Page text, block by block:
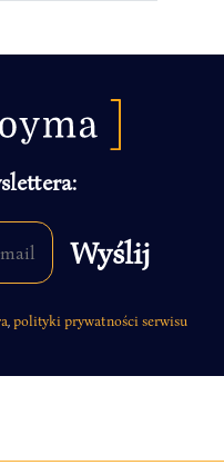
polityki prywatności serwisu